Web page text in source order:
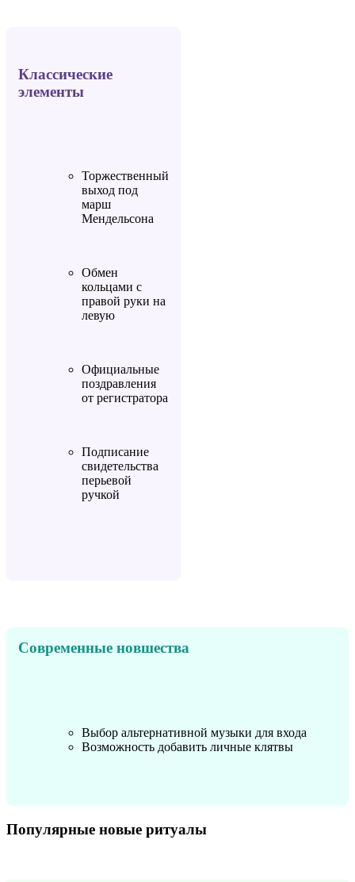
Классические
элементы
Торжественный
выход под
марш
Мендельсона
Обмен
кольцами с
правой руки на
левую
Официальные
поздравления
от регистратора
Подписание
свидетельства
перьевой
ручкой
Современные новшества
Выбор альтернативной музыки для входа
Возможность добавить личные клятвы
Популярные новые ритуалы